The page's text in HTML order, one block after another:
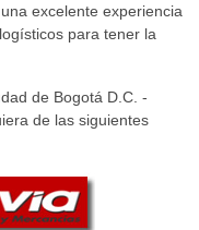
excelente experiencia
para tener la
de Bogotá D.C. -
de las siguientes